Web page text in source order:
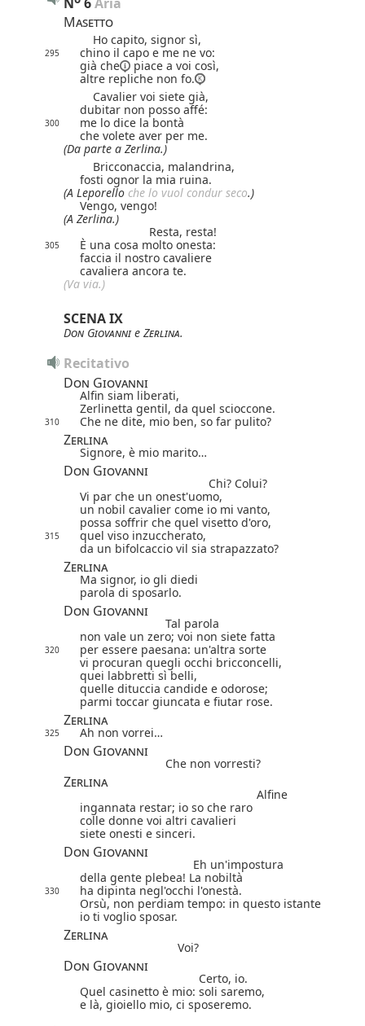
Masetto
Ho capito, signor sì,
295
chino il capo e me ne vo:
già che
piace a voi così,
altre repliche non fo.
Cavalier voi siete già,
dubitar non posso affé:
300
me lo dice la bontà
che volete aver per me.
(Da parte a Zerlina.)
Bricconaccia, malandrina,
fosti ognor la mia ruina.
(A Leporello che lo vuol condur seco.)
Vengo, vengo!
(A Zerlina.)
Resta, resta!
305
È una cosa molto onesta:
faccia il nostro cavaliere
cavaliera ancora te.
(Va via.)
SCENA IX
Don Giovannie Zerlina.
Recitativo
Don Giovanni
Alfin siam liberati,
Zerlinetta gentil, da quel scioccone.
310 Che ne dite, mio ben, so far pulito?
Zerlina
Signore, è mio marito…
Don Giovanni
Chi? Colui?
Vi par che un onest'uomo,
un nobil cavalier come io mi vanto,
possa soffrir che quel visetto d'oro,
315
quel viso inzuccherato,
da un bifolcaccio vil sia strapazzato?
Zerlina
Ma signor, io gli diedi
parola di sposarlo.
Don Giovanni
Tal parola
non vale un zero; voi non siete fatta
320
per essere paesana: un'altra sorte
vi procuran quegli occhi bricconcelli,
quei labbretti sì belli,
quelle dituccia candide e odorose;
parmi toccar giuncata e fiutar rose.
Zerlina
325 Ah non vorrei…
Don Giovanni
Che non vorresti?
Zerlina
Alfine
ingannata restar; io so che raro
colle donne voi altri cavalieri
siete onesti e sinceri.
Don Giovanni
Eh un'impostura
della gente plebea! La nobiltà
330
ha dipinta negl'occhi l'onestà.
Orsù, non perdiam tempo: in questo istante
io ti voglio sposar.
Zerlina
Voi?
Don Giovanni
Certo, io.
Quel casinetto è mio: soli saremo,
e là, gioiello mio, ci sposeremo.